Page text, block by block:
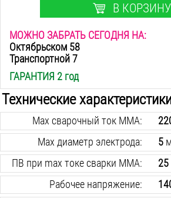
В КОРЗИНУ
МОЖНО ЗАБРАТЬ СЕГОДНЯ НА:
Октябрьском 58
Транспортной 7
ГАРАНТИЯ 2 год
Технические
Max сварочный ток MMA:
Max диаметр электрода:
5
ПВ при max токе сварки MMA:
25
Рабочее напряжение: